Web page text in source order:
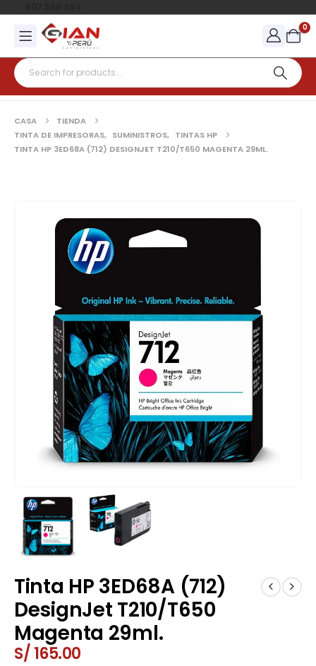
0
CASA
TIENDA
TINTA DE IMPRESORAS, SUMINISTROS, TINTAS HP
TINTA HP 3ED68A (712) DESIGNJET T210/T650 MAGENTA 29ML.
Tinta HP 3ED68A (712)
DesignJet T210/T650
Magenta 29ml.
S/ 165.00